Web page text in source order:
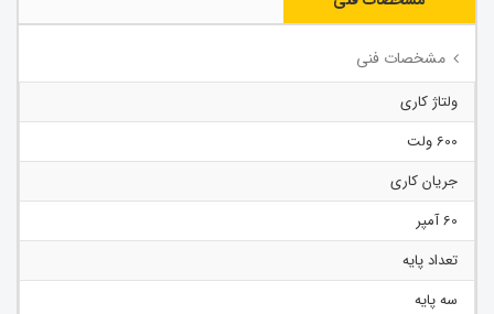
مشخصات فنی
ولتاژ کاری
600 ولت
جریان کاری
60 آمپر
تعداد پایه
سه پایه